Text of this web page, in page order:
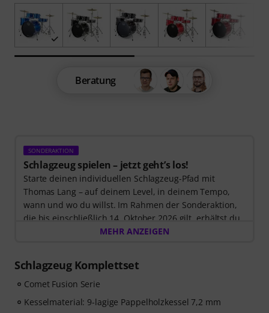
SONDERAKTION
Schlagzeug spielen – jetzt geht’s los!
Starte deinen individuellen Schlagzeug-Pfad mit
Thomas Lang – auf deinem Level, in deinem Tempo,
wann und wo du willst. Im Rahmen der Sonderaktion,
die bis einschließlich 14. Oktober 2026 gilt, erhältst du
3 Monate exklusiven Zugang zur MyGroove School of
MEHR ANZEIGEN
Schlagzeug Komplettset
Comet Fusion Serie
Kesselmaterial: 9-lagige Pappelholzkessel 7,2 mm
Beratung